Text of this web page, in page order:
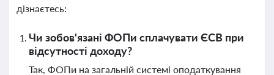
дізнаєтесь:
Чи зобов'язані ФОПи сплачувати ЄСВ при
відсутності доходу?
Так, ФОПи на загальній системі оподаткування